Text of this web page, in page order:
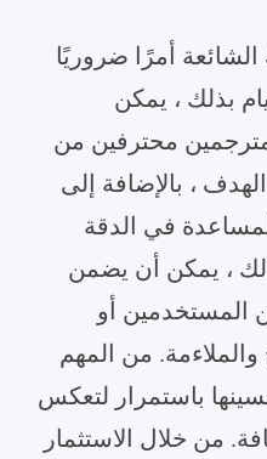
أمرًا ضروريًا
بذلك ، يمكن
محترفين من
، بالإضافة إلى
في الدقة
، يمكن أن يضمن
المستخدمين أو
والملاءمة. من المهم
باستمرار لتعكس
من خلال الاستثمار